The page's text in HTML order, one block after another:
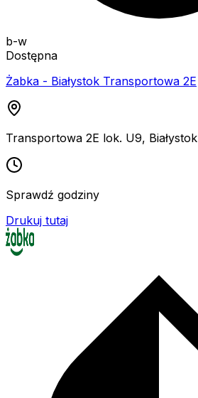
b-w
Dostępna
Żabka - Białystok Transportowa 2E
Transportowa 2E lok. U9, Białystok
Sprawdź godziny
Drukuj tutaj